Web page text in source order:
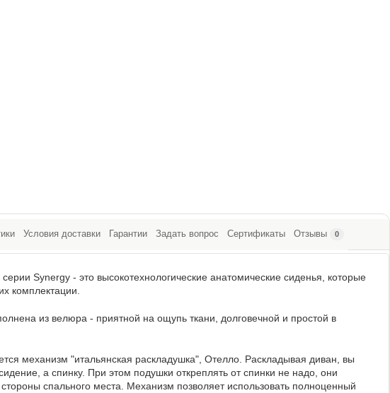
Условия доставки Гарантии Задать вопрос Сертификаты Отзывы 0
Synergy - это высокотехнологические анатомические сиденья, которые
комплектации.
из велюра - приятной на ощупь ткани, долговечной и простой в
механизм "итальянская раскладушка", Отелло. Раскладывая диван, вы
а спинку. При этом подушки откреплять от спинки не надо, они
спального места. Механизм позволяет использовать полноценный